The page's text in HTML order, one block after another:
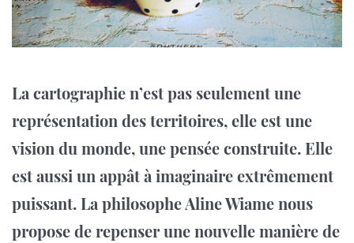
La cartographie n’est pas seulement une
représentation des territoires, elle est une
vision du monde, une pensée construite. Elle
est aussi un appât à imaginaire extrêmement
puissant. La philosophe Aline Wiame nous
propose de repenser une nouvelle manière de